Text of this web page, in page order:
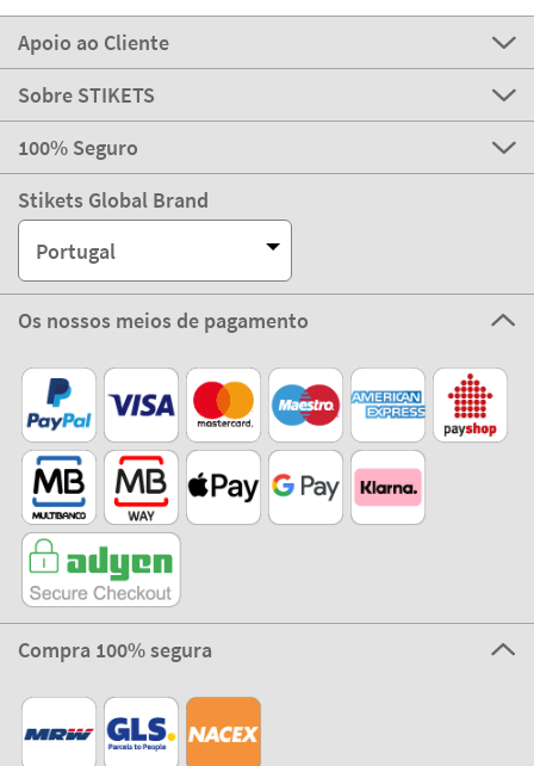
Apoio ao Cliente
Sobre STIKETS
100% Seguro
Stikets Global Brand
Portugal
Os nossos meios de pagamento
Compra 100% segura